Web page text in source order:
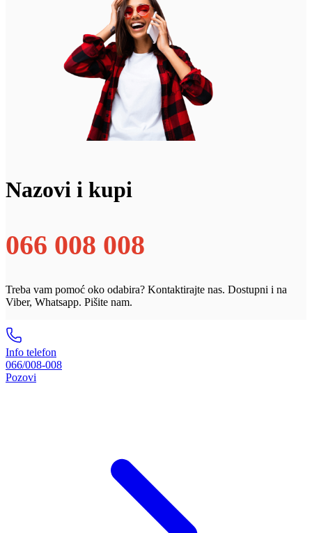
Nazovi i kupi
066 008 008
Treba vam pomoć oko odabira? Kontaktirajte nas. Dostupni i na
Viber, Whatsapp. Pišite nam.
Info telefon
066/008-008
Pozovi